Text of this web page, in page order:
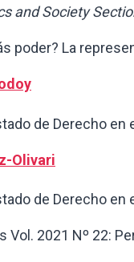
and Society
La
de Derecho en
Olivari
de Derecho en
2021 Nº 22: